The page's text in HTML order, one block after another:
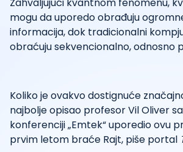
mogu da uporedo obrađuju
informacija, dok tradicionalni
obraćuju sekvencionalno, odnosno
Koliko je ovakvo dostignuće
najbolje opisao profesor Vil Oliver
konferenciji „Emtek“ uporedio ovu
prvim letom braće Rajt, piše portal